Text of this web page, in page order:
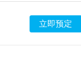
立即预定